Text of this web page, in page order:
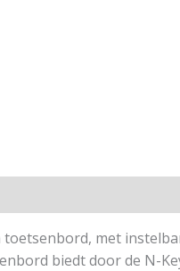
met
biedt door de N-